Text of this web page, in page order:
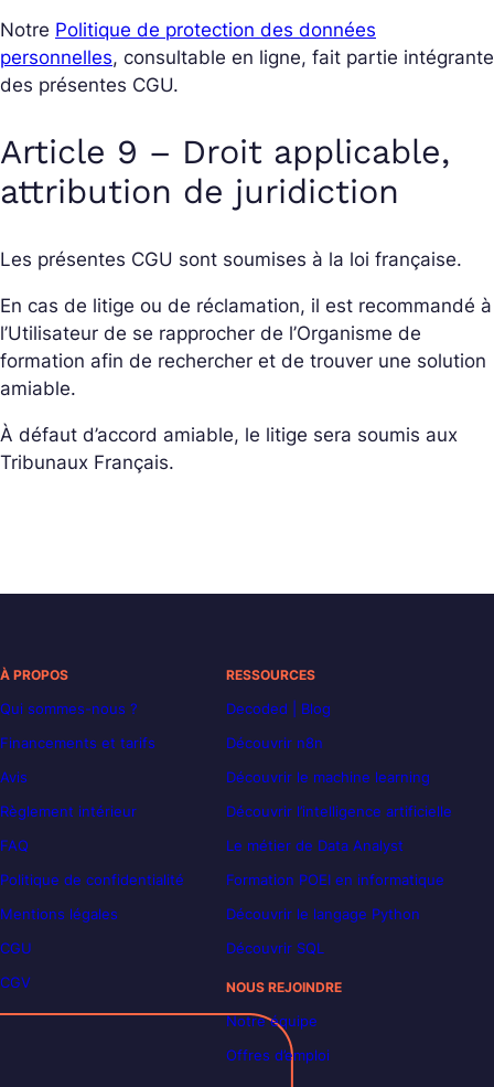
Notre Politique de protection des données
personnelles, consultable en ligne, fait partie intégrante
des présentes CGU.
Article 9 – Droit applicable,
attribution de juridiction
Les présentes CGU sont soumises à la loi française.
En cas de litige ou de réclamation, il est recommandé à
l’Utilisateur de se rapprocher de l’Organisme de
formation afin de rechercher et de trouver une solution
amiable.
À défaut d’accord amiable, le litige sera soumis aux
Tribunaux Français.
À PROPOS
Qui sommes-nous ?
Financements et tarifs
Avis
Règlement intérieur
FAQ
Politique de confidentialité
Mentions légales
CGU
CGV
RESSOURCES
Decoded | Blog
Découvrir n8n
Découvrir le machine learning
Découvrir l’intelligence artificielle
Le métier de Data Analyst
Formation POEI en informatique
Découvrir le langage Python
Découvrir SQL
NOUS REJOINDRE
Notre équipe
Offres d’emploi